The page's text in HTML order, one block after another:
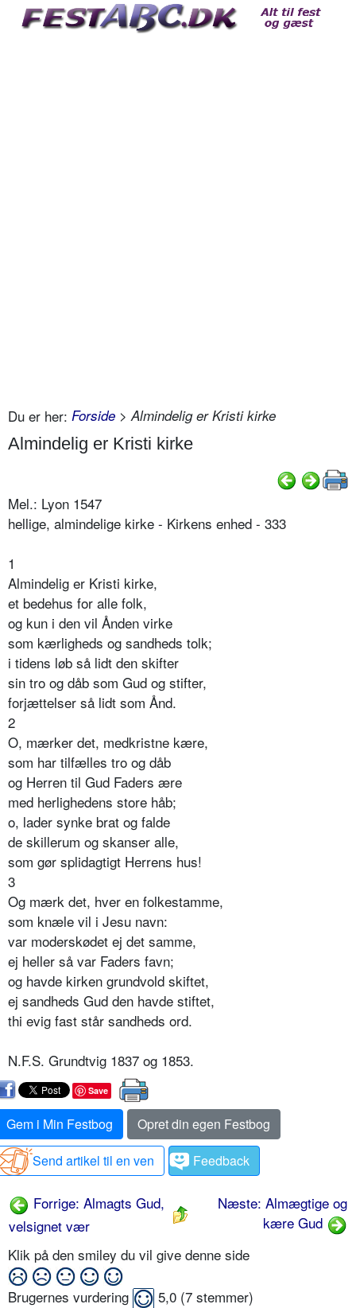
Du er her: Forside > Almindelig er Kristi kirke
Almindelig er Kristi kirke
Mel.: Lyon 1547
hellige, almindelige kirke - Kirkens enhed - 333
1
Almindelig er Kristi kirke,
et bedehus for alle folk,
og kun i den vil Ånden virke
som kærligheds og sandheds tolk;
i tidens løb så lidt den skifter
sin tro og dåb som Gud og stifter,
forjættelser så lidt som Ånd.
2
O, mærker det, medkristne kære,
som har tilfælles tro og dåb
og Herren til Gud Faders ære
med herlighedens store håb;
o, lader synke brat og falde
de skillerum og skanser alle,
som gør splidagtigt Herrens hus!
3
Og mærk det, hver en folkestamme,
som knæle vil i Jesu navn:
var moderskødet ej det samme,
ej heller så var Faders favn;
og havde kirken grundvold skiftet,
ej sandheds Gud den havde stiftet,
thi evig fast står sandheds ord.
N.F.S. Grundtvig 1837 og 1853.
Save
Gem i Min Festbog
Opret din egen Festbog
Send artikel til en ven
Feedback
Forrige: Almagts Gud,
velsignet vær
Næste: Almægtige og
kære Gud
Klik på den smiley du vil give denne side
Brugernes vurdering 5,0 (7 stemmer)